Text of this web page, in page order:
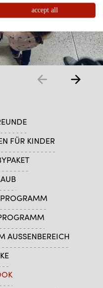
FÜR KINDER
AUSSENBEREICH
accept all